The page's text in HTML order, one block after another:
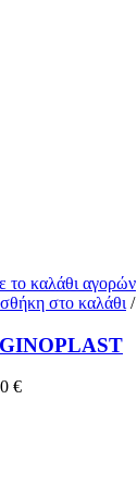
το καλάθι αγορών
στο καλάθι /
€